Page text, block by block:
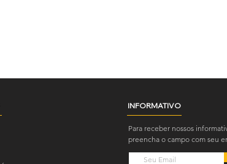
INFORMATIVO
Para receber nossos
preencha o campo com seu